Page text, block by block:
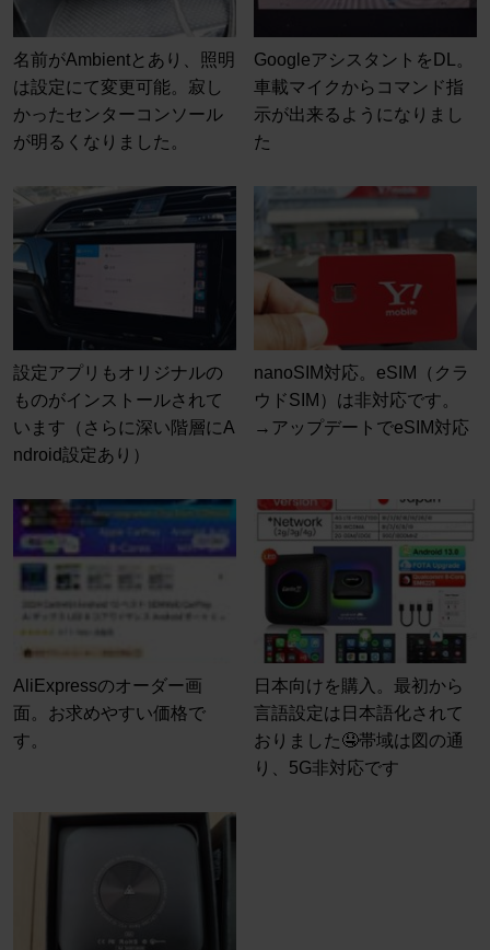
名前がAmbientとあり、照明
は設定にて変更可能。寂し
かったセンターコンソール
が明るくなりました。
GoogleアシスタントをDL。
車載マイクからコマンド指
示が出来るようになりまし
た
設定アプリもオリジナルの
ものがインストールされて
います（さらに深い階層にA
ndroid設定あり）
nanoSIM対応。eSIM（クラ
ウドSIM）は非対応です。
→アップデートでeSIM対応
AliExpressのオーダー画
面。お求めやすい価格で
す。
日本向けを購入。最初から
言語設定は日本語化されて
おりました🤤帯域は図の通
り、5G非対応です